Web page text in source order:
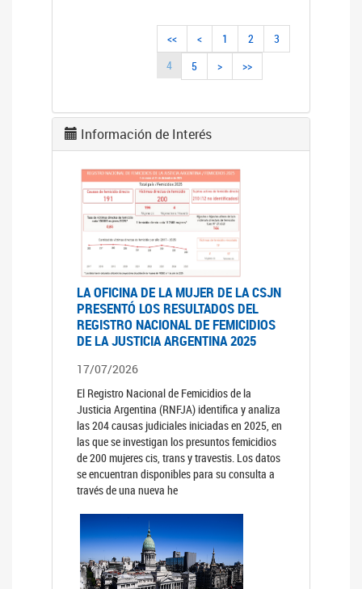
<< < 1 2
3
4
5 > >>
Información de Interés
LA OFICINA DE LA MUJER DE LA CSJN
PRESENTÓ LOS RESULTADOS DEL
REGISTRO NACIONAL DE FEMICIDIOS
DE LA JUSTICIA ARGENTINA 2025
17/07/2026
El Registro Nacional de Femicidios de la
Justicia Argentina (RNFJA) identifica y analiza
las 204 causas judiciales iniciadas en 2025, en
las que se investigan los presuntos femicidios
de 200 mujeres cis, trans y travestis. Los datos
se encuentran disponibles para su consulta a
través de una nueva he